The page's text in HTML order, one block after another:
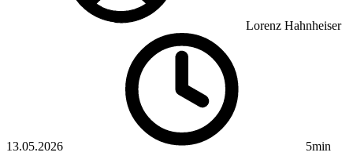
Lorenz Hahnheiser
13.05.2026
5min